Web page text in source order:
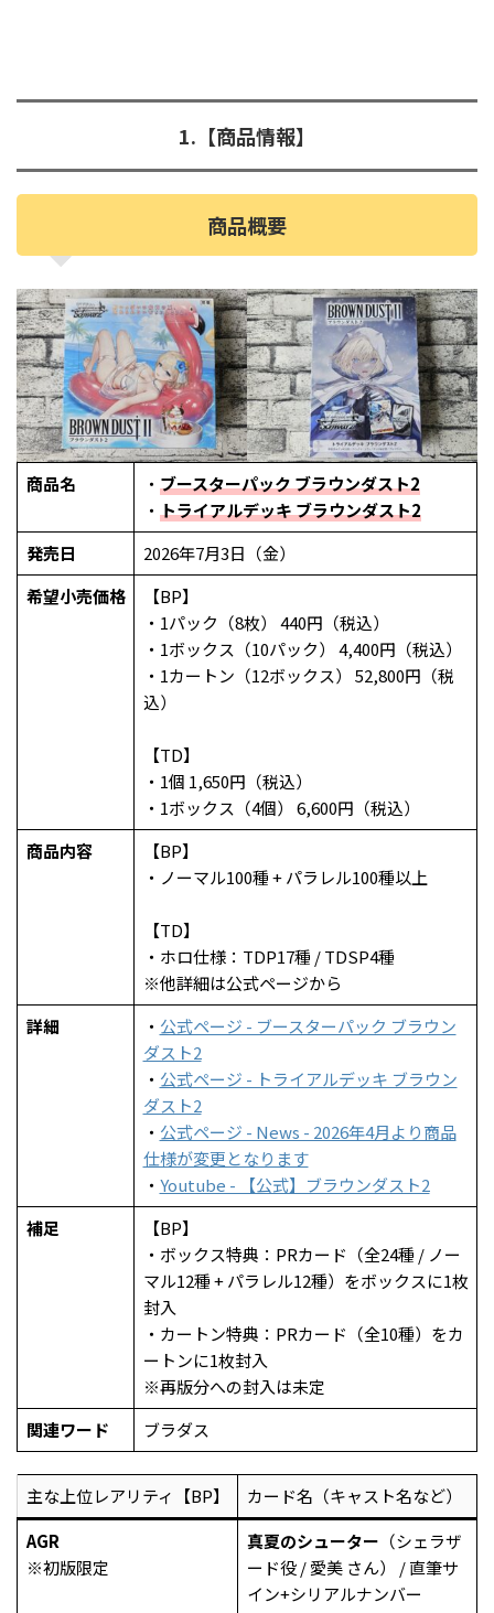
1.【商品情報】
商品概要
商品名 ・ ブースターパック ブラウンダスト2
・ トライアルデッキ ブラウンダスト2
発売日
2026年7月3日（金）
希望小売価格
【BP】
・1パック（8枚） 440円（税込）
・1ボックス（10パック） 4,400円（税込）
・1カートン（12ボックス） 52,800円（税
込）
【TD】
・1個 1,650円（税込）
・1ボックス（4個） 6,600円（税込）
商品内容
【BP】
・ノーマル100種 + パラレル100種以上
【TD】
・ホロ仕様：TDP17種 / TDSP4種
※他詳細は公式ページから
詳細
・ 公式ページ - ブースターパック ブラウン
ダスト2
・ 公式ページ - トライアルデッキ ブラウン
ダスト2
・ 公式ページ - News - 2026年4月より商品
仕様が変更となります
・ Youtube - 【公式】ブラウンダスト2
補足
【BP】
・ボックス特典：PRカード（全24種 / ノー
マル12種 + パラレル12種）をボックスに1枚
封入
・カートン特典：PRカード（全10種）をカ
ートンに1枚封入
※再版分への封入は未定
関連ワード
ブラダス
主な上位レアリティ【BP】
カード名（キャスト名など）
AGR
※初版限定
真夏のシューター （シェラザ
ード役 / 愛美 さん） / 直筆サ
イン+シリアルナンバー